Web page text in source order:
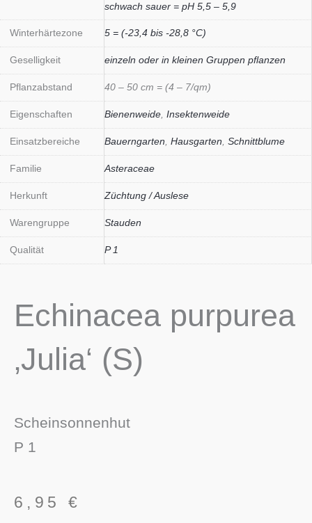
schwach sauer = pH 5,5 – 5,9
Winterhärtezone 5 = (-23,4 bis -28,8 °C)
Geselligkeit einzeln oder in kleinen Gruppen pflanzen
Pflanzabstand 40 – 50 cm = (4 – 7/qm)
Eigenschaften Bienenweide Insektenweide
Einsatzbereiche Bauerngarten Hausgarten Schnittblume
Familie Asteraceae
Herkunft Züchtung / Auslese
Warengruppe Stauden
Qualität P 1
Echinacea purpurea
‚Julia‘ (S)
Scheinsonnenhut
P 1
6,95 €